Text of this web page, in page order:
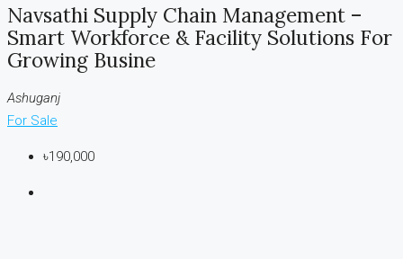
Navsathi Supply Chain Management –
Smart Workforce & Facility Solutions For
Growing Busine
Ashuganj
For Sale
৳190,000